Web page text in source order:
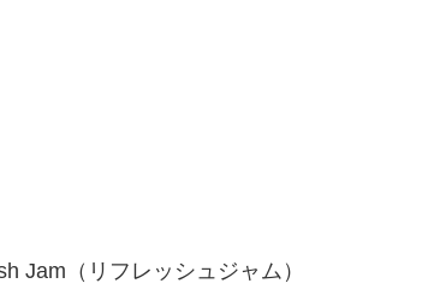
Jam（リフレッシュジャム）